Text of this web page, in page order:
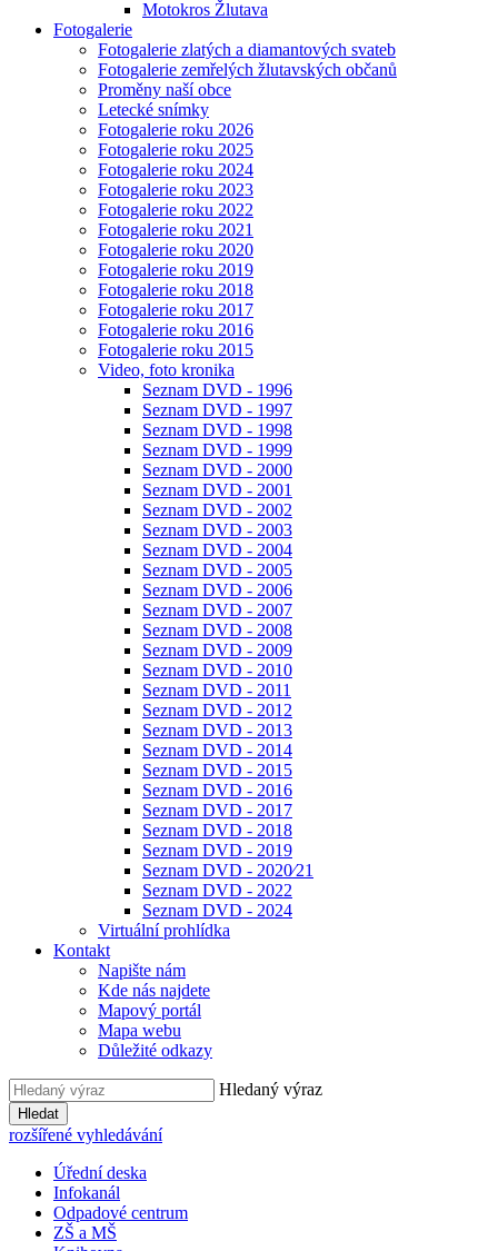
Motokros Žlutava
Fotogalerie
Fotogalerie zlatých a diamantových svateb
Fotogalerie zemřelých žlutavských občanů
Proměny naší obce
Letecké snímky
Fotogalerie roku 2026
Fotogalerie roku 2025
Fotogalerie roku 2024
Fotogalerie roku 2023
Fotogalerie roku 2022
Fotogalerie roku 2021
Fotogalerie roku 2020
Fotogalerie roku 2019
Fotogalerie roku 2018
Fotogalerie roku 2017
Fotogalerie roku 2016
Fotogalerie roku 2015
Video, foto kronika
Seznam DVD - 1996
Seznam DVD - 1997
Seznam DVD - 1998
Seznam DVD - 1999
Seznam DVD - 2000
Seznam DVD - 2001
Seznam DVD - 2002
Seznam DVD - 2003
Seznam DVD - 2004
Seznam DVD - 2005
Seznam DVD - 2006
Seznam DVD - 2007
Seznam DVD - 2008
Seznam DVD - 2009
Seznam DVD - 2010
Seznam DVD - 2011
Seznam DVD - 2012
Seznam DVD - 2013
Seznam DVD - 2014
Seznam DVD - 2015
Seznam DVD - 2016
Seznam DVD - 2017
Seznam DVD - 2018
Seznam DVD - 2019
Seznam DVD - 2020⁄21
Seznam DVD - 2022
Seznam DVD - 2024
Virtuální prohlídka
Kontakt
Napište nám
Kde nás najdete
Mapový portál
Mapa webu
Důležité odkazy
Hledaný výraz
Hledat
rozšířené vyhledávání
Úřední deska
Infokanál
Odpadové centrum
ZŠ a MŠ